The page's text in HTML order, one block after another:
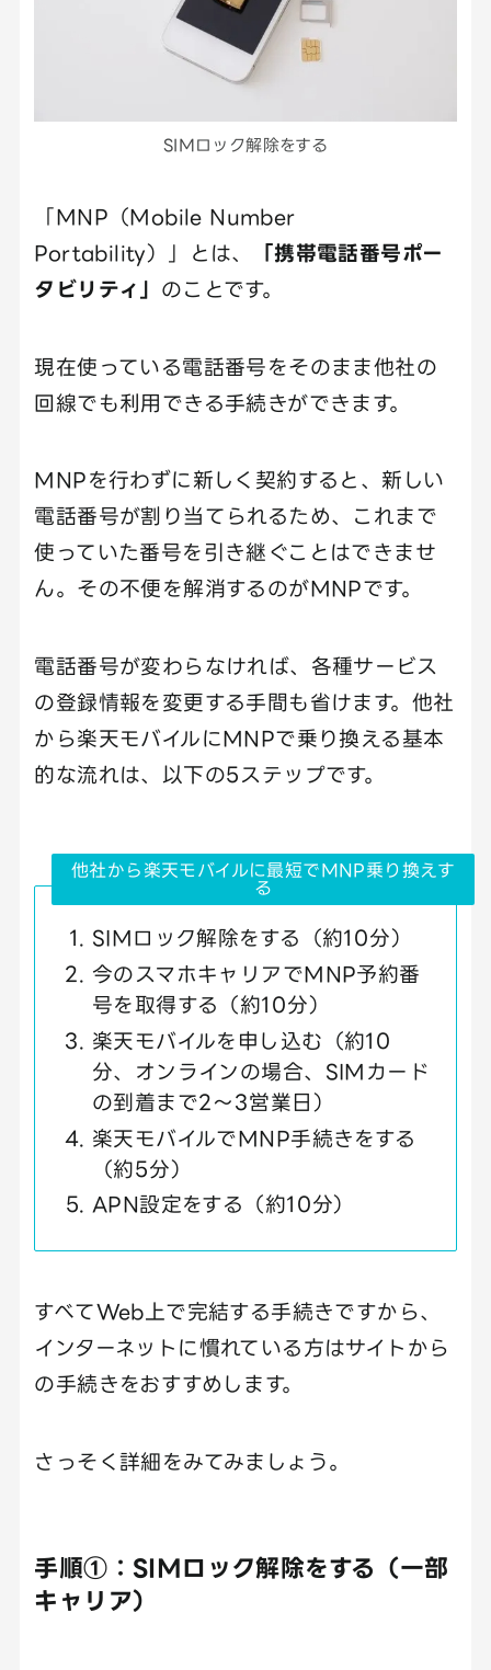
SIMロック解除をする
「MNP（Mobile Number
Portability）」とは、
「携帯電話番号ポー
タビリティ」 のことです。
現在使っている電話番号をそのまま他社の
回線でも利用できる手続きができます。
MNPを行わずに新しく契約すると、新しい
電話番号が割り当てられるため、これまで
使っていた番号を引き継ぐことはできませ
ん。その不便を解消するのがMNPです。
電話番号が変わらなければ、各種サービス
の登録情報を変更する手間も省けます。他社
から楽天モバイルにMNPで乗り換える基本
的な流れは、以下の5ステップです。
他社から楽天モバイルに最短でMNP乗り換えす
る
SIMロック解除をする（約10分）
今のスマホキャリアでMNP予約番
号を取得する（約10分）
楽天モバイルを申し込む（約10
分、オンラインの場合、SIMカード
の到着まで2〜3営業日）
楽天モバイルでMNP手続きをする
（約5分）
APN設定をする（約10分）
すべてWeb上で完結する手続きですから、
インターネットに慣れている方はサイトから
の手続きをおすすめします。
さっそく詳細をみてみましょう。
手順①：SIMロック解除をする（一部
キャリア）